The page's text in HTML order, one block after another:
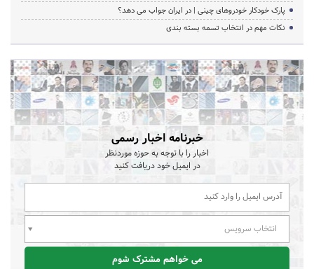
پارک خودکار خودروهای چینی | در ایران جواب می دهد؟
نکات مهم در انتخاب تسمه بسته بندی
خبرنامه اخبار رسمی
اخبار را با توجه به حوزه موردنظر
در ایمیل خود دریافت کنید
انتخاب سرویس
می خواهم مشترک شوم